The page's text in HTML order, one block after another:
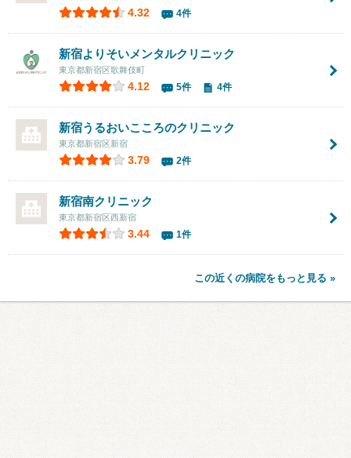
4.32 4件
新宿よりそいメンタルクリニック
東京都新宿区歌舞伎町
4.12 5件 4件
新宿うるおいこころのクリニック
東京都新宿区新宿
3.79 2件
新宿南クリニック
東京都新宿区西新宿
3.44 1件
この近くの病院をもっと見る »